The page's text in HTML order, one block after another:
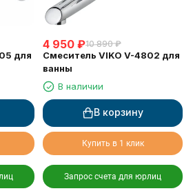
для
4 950 ₽10 890 ₽
Смеситель VIKO V-4802 для
ванны
В наличии
В корзину
Купить в 1 клик
Запрос счета для юрлиц